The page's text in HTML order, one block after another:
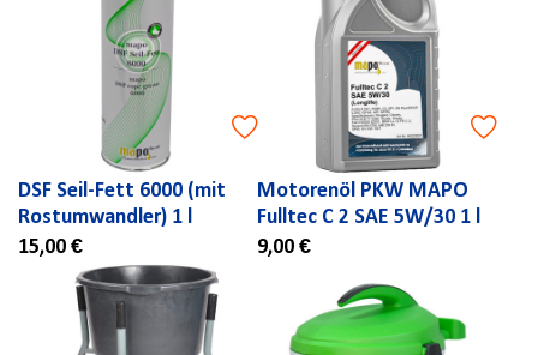
DSF Seil-Fett 6000 (mit
Rostumwandler) 1 l
15,00 €
Motorenöl PKW MAPO
Fulltec C 2 SAE 5W/30 1 l
9,00 €